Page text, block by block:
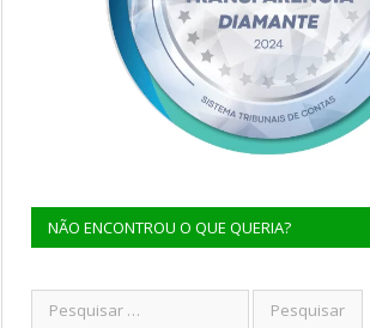
NÃO ENCONTROU O QUE QUERIA?